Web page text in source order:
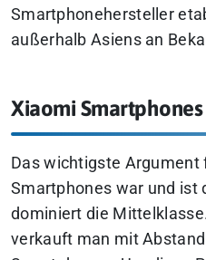
Smartphonehersteller
außerhalb Asiens an
Xiaomi
Das wichtigste Argument
Smartphones war und ist
dominiert die
verkauft man mit